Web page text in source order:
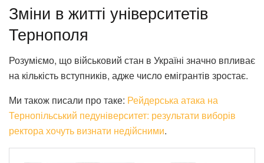
Зміни в житті університетів
Тернополя
Розуміємо, що військовий стан в Україні значно впливає
на кількість вступників, адже число емігрантів зростає.
Ми також писали про таке: Рейдерська атака на
Тернопільський педуніверситет: результати виборів
ректора хочуть визнати недійсними.